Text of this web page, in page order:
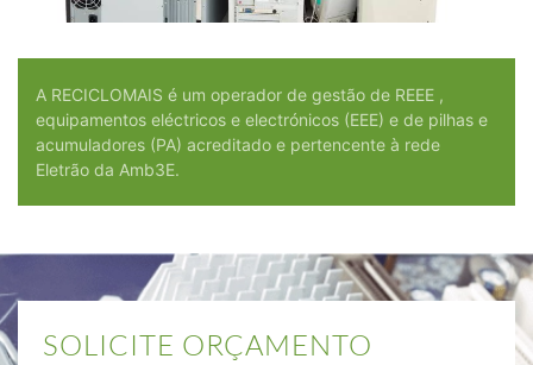
A RECICLOMAIS é um operador de gestão de REEE ,
equipamentos eléctricos e electrónicos (EEE) e de pilhas e
acumuladores (PA) acreditado e pertencente à rede
Eletrão da Amb3E.
SOLICITE ORÇAMENTO